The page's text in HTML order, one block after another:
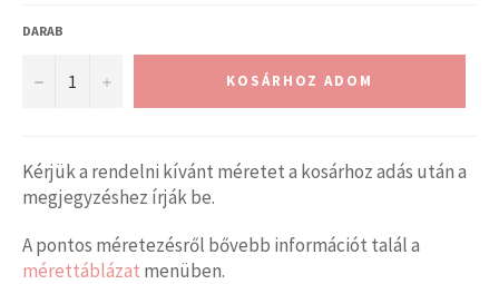
DARAB
− + KOSÁRHOZ ADOM
Kérjük a rendelni kívánt méretet a kosárhoz adás után a
megjegyzéshez írják be.
A pontos méretezésről bővebb információt talál a
mérettáblázat menüben.